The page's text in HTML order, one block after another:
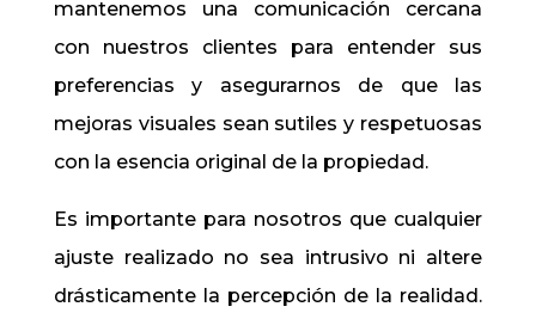
mantenemos una comunicación cercana
con nuestros clientes para entender sus
preferencias y asegurarnos de que las
mejoras visuales sean sutiles y respetuosas
con la esencia original de la propiedad.
Es importante para nosotros que cualquier
ajuste realizado no sea intrusivo ni altere
drásticamente la percepción de la realidad.